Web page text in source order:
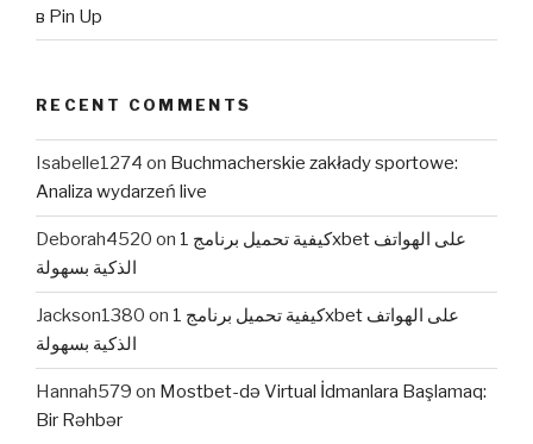
в Pin Up
RECENT COMMENTS
Isabelle1274 on Buchmacherskie zakłady sportowe:
Analiza wydarzeń live
Deborah4520 on كيفية تحميل برنامج 1xbet على الهواتف
الذكية بسهولة
Jackson1380 on كيفية تحميل برنامج 1xbet على الهواتف
الذكية بسهولة
Hannah579 on Mostbet-də Virtual İdmanlara Başlamaq:
Bir Rəhbər